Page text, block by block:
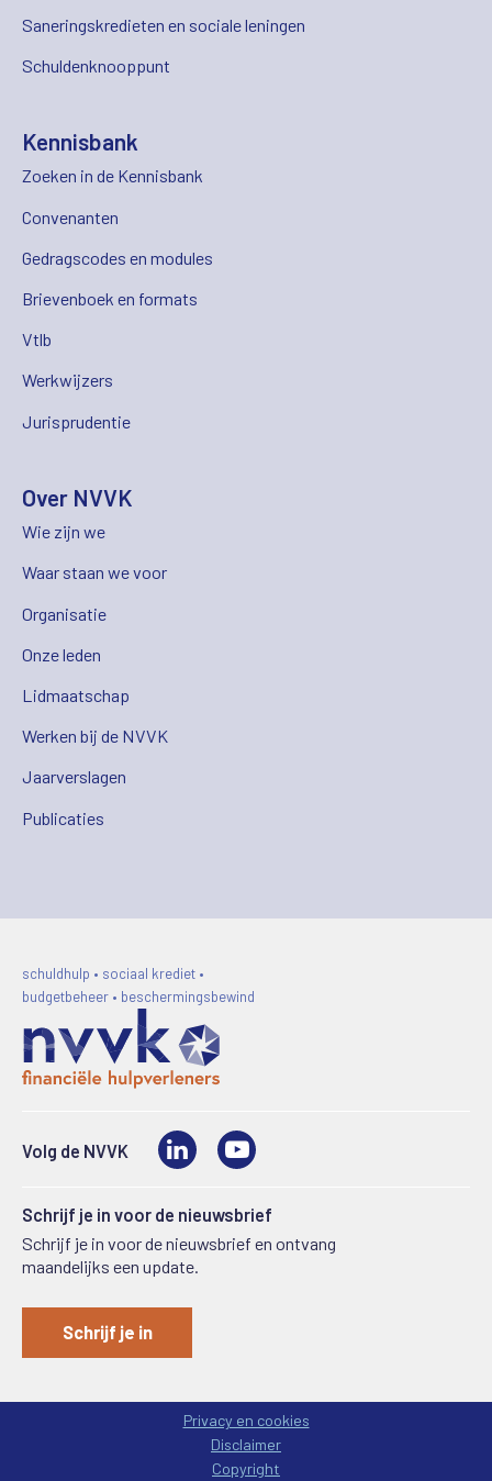
Saneringskredieten en sociale leningen
Schuldenknooppunt
Kennisbank
Zoeken in de Kennisbank
Convenanten
Gedragscodes en modules
Brievenboek en formats
Vtlb
Werkwijzers
Jurisprudentie
Over NVVK
Wie zijn we
Waar staan we voor
Organisatie
Onze leden
Lidmaatschap
Werken bij de NVVK
Jaarverslagen
Publicaties
schuldhulp • sociaal krediet •
budgetbeheer • beschermingsbewind
Volg de NVVK LinkedIn
Schrijf je in voor de nieuwsbrief
Schrijf je in voor de nieuwsbrief en ontvang
maandelijks een update.
Schrijf je in
Privacy en cookies
Disclaimer
Copyright